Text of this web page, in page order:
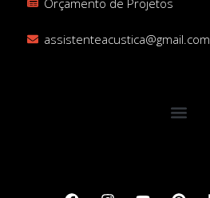
Orçamento de Projetos
assistenteacustica@gmail.com